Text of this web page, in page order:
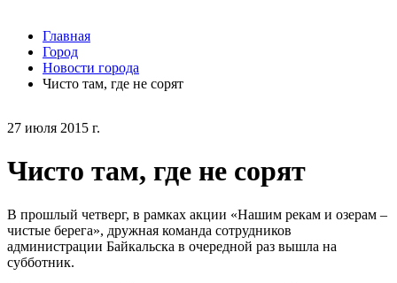
27 июля 2015 г.
Чисто там, где не сорят
В прошлый четверг, в рамках акции «Нашим рекам и озерам –
чистые берега», дружная команда сотрудников
администрации Байкальска в очередной раз вышла на
субботник.
Главная
Город
Новости города
Чисто там, где не сорят